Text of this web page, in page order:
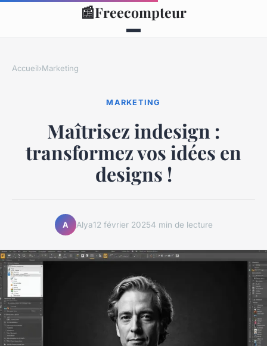
📰Freecompteur
Accueil›Marketing
MARKETING
Maîtrisez indesign :
transformez vos idées en
designs !
A Alya12 février 20254 min de lecture